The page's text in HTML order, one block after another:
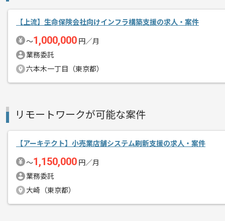
ご経験と実績に応じて別案件のご提案
新しいアイディアや技術を積極的に導入
経験豊富なメンバーと成長が出来る環境
常駐場所は都内を想定しております。
【上流】生命保険会社向けインフラ構築支援の求人・案件
〜1,000,000 円／月
業務委託
六本木一丁目（東京都）
リモートワークが可能な案件
【アーキテクト】小売業店舗システム刷新支援の求人・案件
〜1,150,000 円／月
業務委託
大崎（東京都）